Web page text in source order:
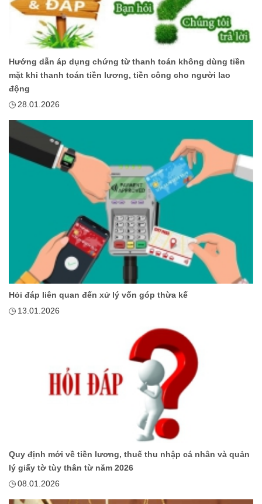
Hướng dẫn áp dụng chứng từ thanh toán không dùng tiền
mặt khi thanh toán tiền lương, tiền công cho người lao
động
28.01.2026
Hỏi đáp liên quan đến xử lý vốn góp thừa kế
13.01.2026
Quy định mới về tiền lương, thuế thu nhập cá nhân và quản
lý giấy tờ tùy thân từ năm 2026
08.01.2026